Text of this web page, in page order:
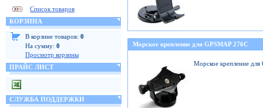
Список товаров
КОРЗИНА
В корзине товаров: 0
На сумму: 0
Просмотр корзины
ПРАЙС ЛИСТ
СЛУЖБА ПОДДЕРЖКИ
Морское крепление для GPSMAP 276C
Морское крепление